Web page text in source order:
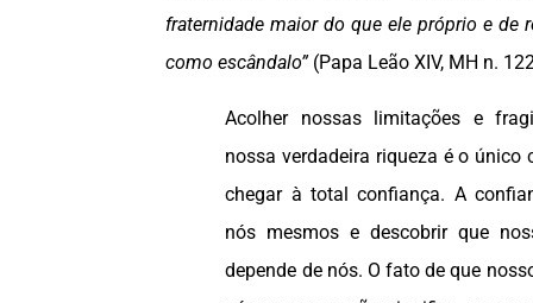
fraternidade maior do que ele próprio e de
como escândalo”(Papa Leão XIV, MH n.
Acolher nossas limitações e
nossa verdadeira riqueza é o único
chegar à total confiança. A
nós mesmos e descobrir que
depende de nós. O fato de que